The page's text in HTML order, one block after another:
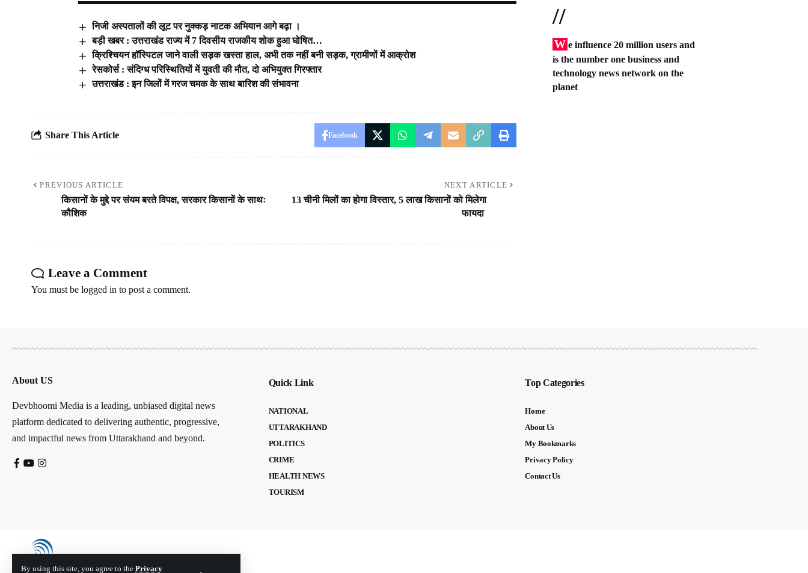
By using this site, you agree to the Privacy
निजी अस्पतालों की लूट पर नुक्कड़ नाटक अभियान आगे बढ़ा ।
बड़ी खबर : उत्तराखंड राज्य में 7 दिवसीय राजकीय शोक हुआ घोषित…
क्रिश्चियन हॉस्पिटल जाने वाली सड़क खस्ता हाल, अभी तक नहीं बनी सड़क, ग्रामीणों में आक्रोश
रेसकोर्स : संदिग्ध परिस्थितियों में युवती की मौत, दो अभियुक्त गिरफ्तार
उत्तराखंड : इन जिलों में गरज चमक के साथ बारिश की संभावना
Share This Article Facebook
PREVIOUS ARTICLE
किसानों के मुद्दे पर संयम बरते विपक्ष, सरकार किसानों के साथः
कौशिक
NEXT ARTICLE
13 चीनी मिलों का होगा विस्‍तार, 5 लाख किसानों को मिलेगा
फायदा
Leave a Comment
You must be logged in to post a comment.
//
W e influence 20 million users and
is the number one business and
technology news network on the
planet
About US
Devbhoomi Media is a leading, unbiased digital news
platform dedicated to delivering authentic, progressive,
and impactful news from Uttarakhand and beyond.
Quick Link
NATIONAL
UTTARAKHAND
POLITICS
CRIME
HEALTH NEWS
TOURISM
Top Categories
Home
About Us
My Bookmarks
Privacy Policy
Contact Us